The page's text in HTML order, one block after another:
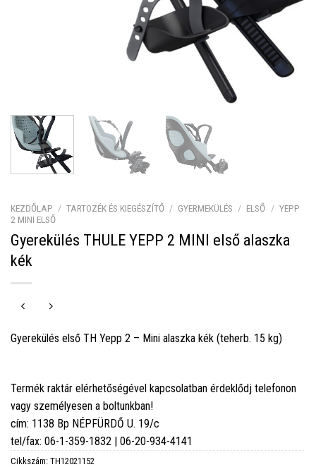
KEZDŐLAP / TARTOZÉK ÉS KIEGÉSZÍTŐ / GYERMEKÜLÉS / ELSŐ / YEPP
2 MINI ELSŐ
Gyerekülés THULE YEPP 2 MINI első alaszka
kék
Gyerekülés első TH Yepp 2 – Mini alaszka kék (teherb. 15 kg)
Termék raktár elérhetőségével kapcsolatban érdeklődj telefonon
vagy személyesen a boltunkban!
cím: 1138 Bp NÉPFÜRDŐ U. 19/c
tel/fax: 06-1-359-1832 | 06-20-934-4141
Cikkszám: TH12021152